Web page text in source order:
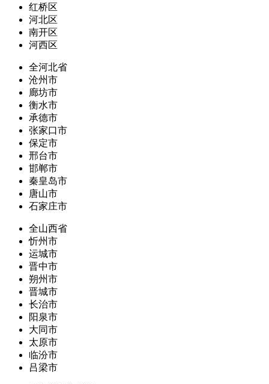
红桥区
河北区
南开区
河西区
全河北省
沧州市
廊坊市
衡水市
承德市
张家口市
保定市
邢台市
邯郸市
秦皇岛市
唐山市
石家庄市
全山西省
忻州市
运城市
晋中市
朔州市
晋城市
长治市
阳泉市
大同市
太原市
临汾市
吕梁市